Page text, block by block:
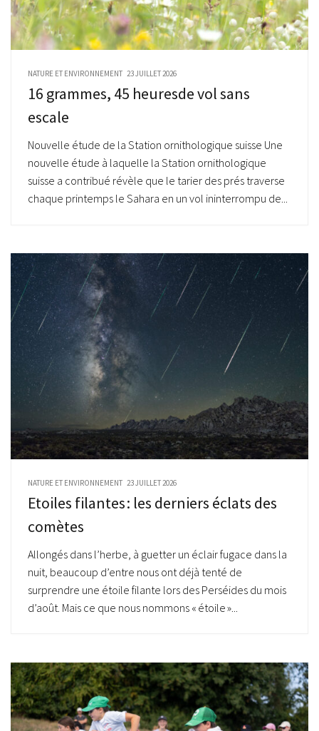
NATURE ET ENVIRONNEMENT 23 JUILLET 2026
16 grammes, 45 heuresde vol sans
escale
Nouvelle étude de la Station ornithologique suisse Une
nouvelle étude à laquelle la Station ornithologique
suisse a contribué révèle que le tarier des prés traverse
chaque printemps le Sahara en un vol ininterrompu de...
NATURE ET ENVIRONNEMENT 23 JUILLET 2026
Etoiles filantes : les derniers éclats des
comètes
Allongés dans l’herbe, à guetter un éclair fugace dans la
nuit, beaucoup d’entre nous ont déjà tenté de
surprendre une étoile filante lors des Perséides du mois
d’août. Mais ce que nous nommons « étoile »...